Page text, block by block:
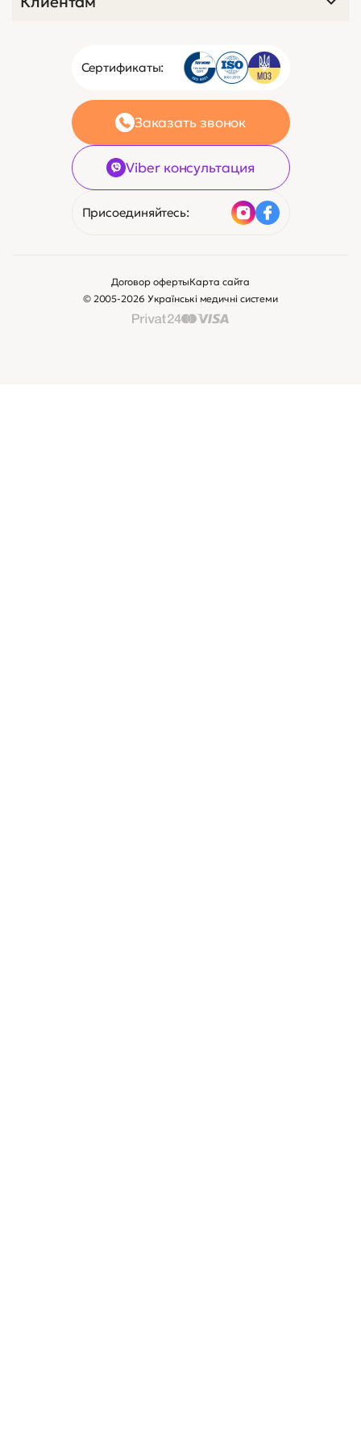
Сертификаты:
Заказать звонок
Viber консультация
Присоединяйтесь:
© 2005-2026 Українські медичні системи
Договор офертыКарта сайта